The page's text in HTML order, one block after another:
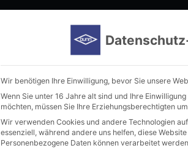
Manufacturer
Wir benötigen Ihre Einwilligung, bevor Sie unsere
Wenn Sie unter 16 Jahre alt sind und Ihre
möchten, müssen Sie Ihre Erziehungsberechtigten
Wir verwenden Cookies und andere Technologien
essenziell, während andere uns helfen, diese
Personenbezogene Daten können verarbeitet